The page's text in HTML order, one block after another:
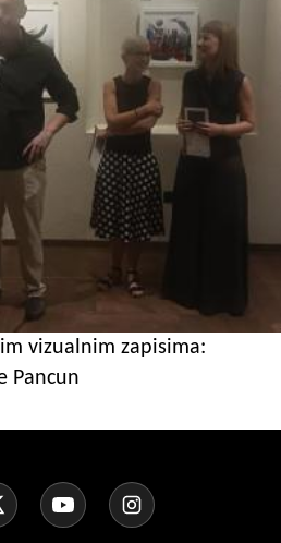
vizualnim zapisima:
Pancun